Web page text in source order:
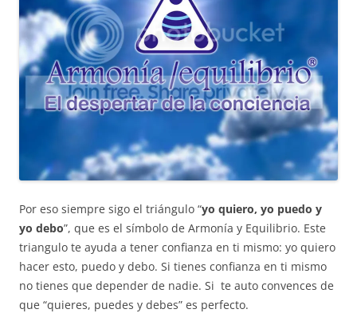
Por eso siempre sigo el triángulo “yo quiero, yo puedo y
yo debo”, que es el símbolo de Armonía y Equilibrio. Este
triangulo te ayuda a tener confianza en ti mismo: yo quiero
hacer esto, puedo y debo. Si tienes confianza en ti mismo
no tienes que depender de nadie. Si te auto convences de
que “quieres, puedes y debes” es perfecto.